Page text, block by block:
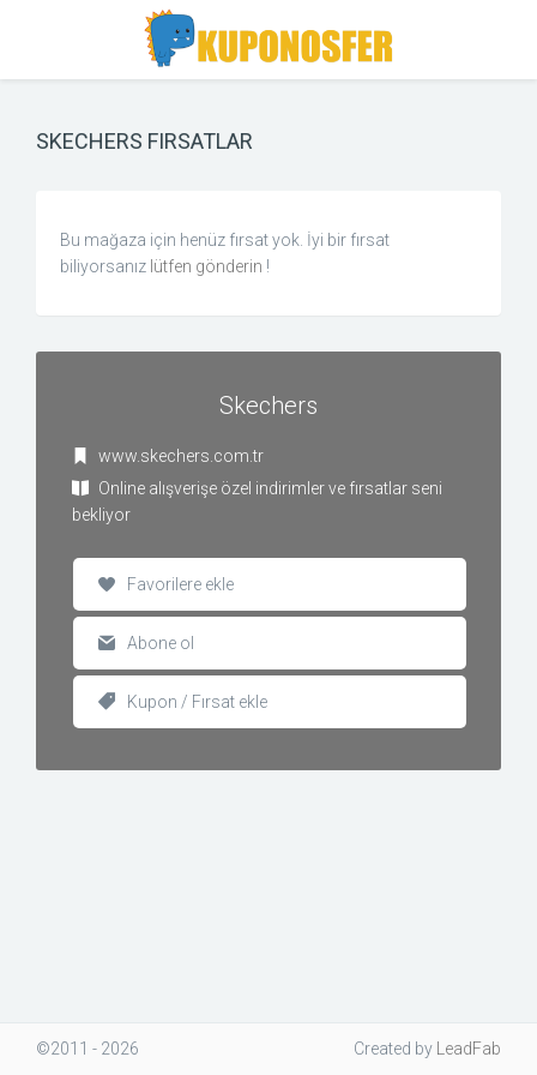
navigation
SKECHERS FIRSATLAR
Bu mağaza için henüz fırsat yok. İyi bir fırsat
biliyorsanız lütfen gönderin !
Skechers
www.skechers.com.tr
Online alışverişe özel indirimler ve fırsatlar seni
bekliyor
Favorilere ekle
Abone ol
Kupon / Fırsat ekle
©2011 - 2026 Created by LeadFab